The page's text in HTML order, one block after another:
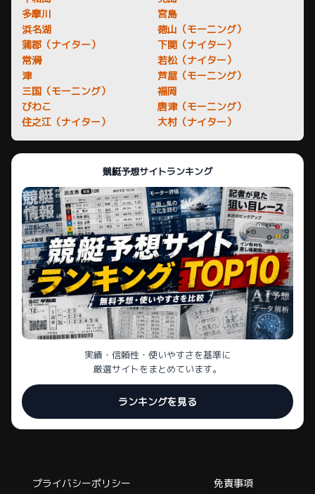
多摩川
浜名湖
蒲郡（ナイター）
常滑
津
三国（モーニング）
びわこ
住之江（ナイター）
宮島
徳山（モーニング）
下関（ナイター）
若松（ナイター）
芦屋（モーニング）
福岡
唐津（モーニング）
大村（ナイター）
競艇予想サイトランキング
実績・信頼性・使いやすさを基準に
厳選サイトをまとめています。
ランキングを見る
プライバシーポリシー 免責事項